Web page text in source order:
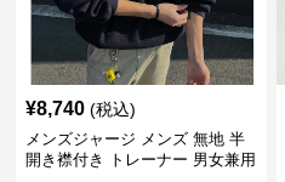
¥8,740 (税込)
メンズジャージ メンズ 無地 半
開き襟付き トレーナー 男女兼用